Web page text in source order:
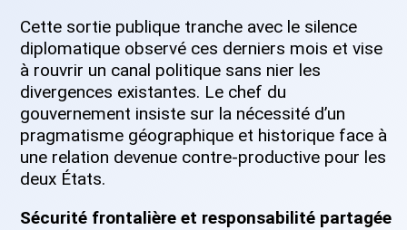
Cette sortie publique tranche avec le silence
diplomatique observé ces derniers mois et vise
à rouvrir un canal politique sans nier les
divergences existantes. Le chef du
gouvernement insiste sur la nécessité d’un
pragmatisme géographique et historique face à
une relation devenue contre-productive pour les
deux États.
Sécurité frontalière et responsabilité partagée